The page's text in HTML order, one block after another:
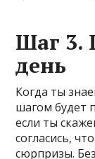
Шаг 3.
день
Когда ты
шагом будет
если ты
согласись,
сюрпризы.